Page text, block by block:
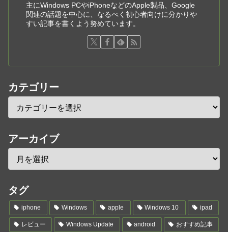
主にWindows PCやiPhoneなどのApple製品、Google
関連の話題を中心に、なるべく初心者向けに分かりや
すい記事を書くよう努めています。
カテゴリー
アーカイブ
タグ
iphone Windows apple Windows 10 ipad
レビュー Windows Update android おすすめ記事